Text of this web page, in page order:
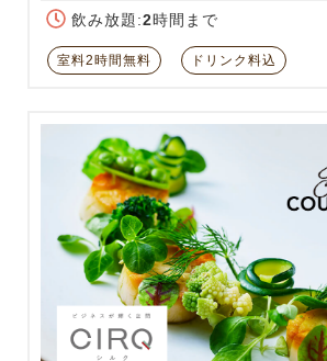
飲み放題:2時間まで
室料2時間無料 ドリンク料込